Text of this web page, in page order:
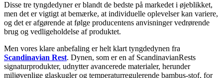
Disse tre tyngdedyner er blandt de bedste på markedet i øjeblikket,
men det er vigtigt at bemærke, at individuelle oplevelser kan variere,
og det er afgørende at følge producentens anvisninger vedrørende
brug og vedligeholdelse af produktet.
Men vores klare anbefaling er helt klart tyngdedynen fra
Scandinavian Rest. Dynen, som er en af ScandinavianRests
signaturprodukter, udnytter avancerede materialer, herunder
miljøvenlige glaskugler og temperaturregulerende bambus-stof, for